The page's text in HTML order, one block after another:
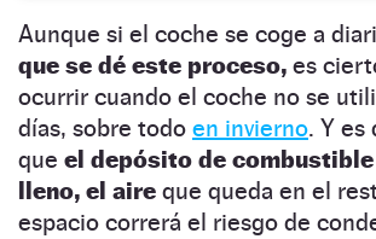
Aunque si el coche se coge a
que se dé este proceso, es
ocurrir cuando el coche no se
días, sobre todo en invierno. Y es
que el depósito de
lleno, el aire que queda en el
espacio correrá el riesgo de